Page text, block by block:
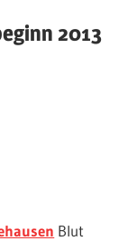
2013
Blut